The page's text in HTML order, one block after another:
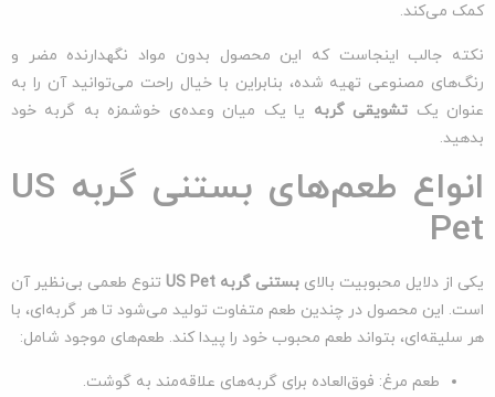
کمک می‌کند.
نکته جالب اینجاست که این محصول بدون مواد نگهدارنده مضر و
رنگ‌های مصنوعی تهیه شده، بنابراین با خیال راحت می‌توانید آن را به
عنوان یک تشویقی گربه یا یک میان وعده‌ی خوشمزه به گربه خود
بدهید.
انواع طعم‌های بستنی گربه US
Pet
یکی از دلایل محبوبیت بالای بستنی گربه
تنوع طعمی بی‌نظیر آن
است. این محصول در چندین طعم متفاوت تولید می‌شود تا هر گربه‌ای، با
هر سلیقه‌ای، بتواند طعم محبوب خود را پیدا کند. طعم‌های موجود شامل:
طعم مرغ: فوق‌العاده برای گربه‌های علاقه‌مند به گوشت.